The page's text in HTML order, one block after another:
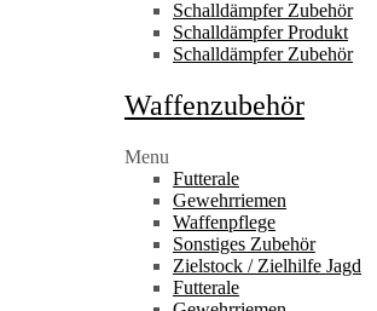
Schalldämpfer Zubehör
Schalldämpfer Produkt
Schalldämpfer Zubehör
Waffenzubehör
Menu
Futterale
Gewehrriemen
Waffenpflege
Sonstiges Zubehör
Zielstock / Zielhilfe Jagd
Futterale